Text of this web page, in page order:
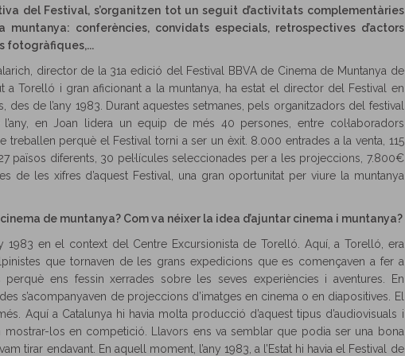
del Festival, s’organitzen tot un seguit d’activitats complementàries
conferències, convidats especials, retrospectives d’actors
fotogràfiques,...
director de la 31a edició del Festival BBVA de Cinema de Muntanya de
a Torelló i gran aficionant a la muntanya, ha estat el director del Festival en
des de l’any 1983. Durant aquestes setmanes, pels organitzadors del festival
en Joan lidera un equip de més 40 persones, entre col·laboradors
treballen perquè el Festival torni a ser un èxit. 8.000 entrades a la venta, 115
països diferents, 30 pel·lícules seleccionades per a les projeccions, 7.800€
de les xifres d’aquest Festival, una gran oportunitat per viure la muntanya
de muntanya? Com va néixer la idea d’ajuntar cinema i muntanya?
1983 en el context del Centre Excursionista de Torelló. Aquí, a Torelló, era
que tornaven de les grans expedicions que es començaven a fer a
perquè ens fessin xerrades sobre les seves experiències i aventures. En
s’acompanyaven de projeccions d’imatges en cinema o en diapositives. El
Aquí a Catalunya hi havia molta producció d’aquest tipus d’audiovisuals i
los en competició. Llavors ens va semblar que podia ser una bona
tirar endavant. En aquell moment, l’any 1983, a l’Estat hi havia el Festival de